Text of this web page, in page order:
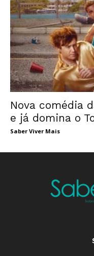
Nova comédia
e já domina o
Saber Viver Mais